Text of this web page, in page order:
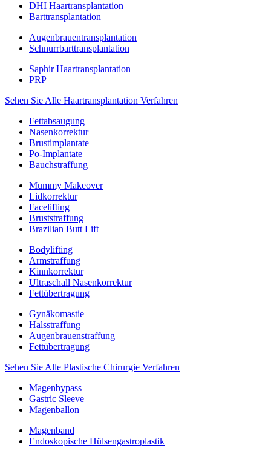
DHI Haartransplantation
Barttransplantation
Augenbrauentransplantation
Schnurrbarttransplantation
Saphir Haartransplantation
PRP
Sehen Sie Alle Haartransplantation Verfahren
Fettabsaugung
Nasenkorrektur
Brustimplantate
Po-Implantate
Bauchstraffung
Mummy Makeover
Lidkorrektur
Facelifting
Bruststraffung
Brazilian Butt Lift
Bodylifting
Armstraffung
Kinnkorrektur
Ultraschall Nasenkorrektur
Fettübertragung
Gynäkomastie
Halsstraffung
Augenbrauenstraffung
Fettübertragung
Sehen Sie Alle Plastische Chirurgie Verfahren
Magenbypass
Gastric Sleeve
Magenballon
Magenband
Endoskopische Hülsengastroplastik